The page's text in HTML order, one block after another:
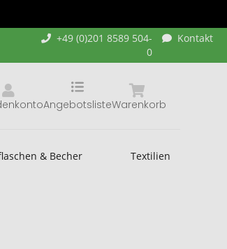
+49 (0)201 8589 504-
0
Kontakt
Warenkorb
Angebotsliste
& Becher Textilien